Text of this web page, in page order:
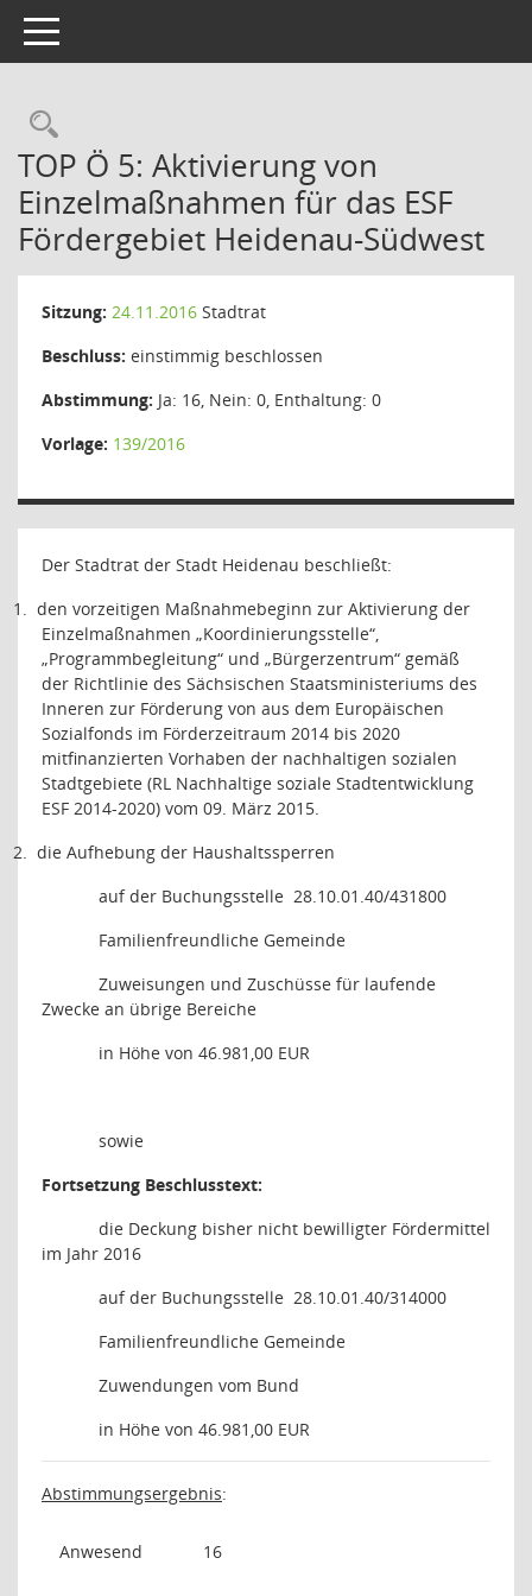
Toggle navigation
Rechercheauswahl
TOP Ö 5: Aktivierung von
Einzelmaßnahmen für das ESF
Fördergebiet Heidenau-Südwest
Sitzung: 24.11.2016 Stadtrat
Beschluss: einstimmig beschlossen
Abstimmung: Ja: 16, Nein: 0, Enthaltung: 0
Vorlage: 139/2016
Der Stadtrat der Stadt Heidenau beschließt:
1. den vorzeitigen Maßnahmebeginn zur Aktivierung der
Einzelmaßnahmen „Koordinierungsstelle“,
„Programmbegleitung“ und „Bürgerzentrum“ gemäß
der Richtlinie des Sächsischen Staatsministeriums des
Inneren zur Förderung von aus dem Europäischen
Sozialfonds im Förderzeitraum 2014 bis 2020
mitfinanzierten Vorhaben der nachhaltigen sozialen
Stadtgebiete (RL Nachhaltige soziale Stadtentwicklung
ESF 2014-2020) vom 09. März 2015.
2. die Aufhebung der Haushaltssperren
auf der Buchungsstelle 28.10.01.40/431800
Familienfreundliche Gemeinde
Zuweisungen und Zuschüsse für laufende
Zwecke an übrige Bereiche
in Höhe von 46.981,00 EUR
sowie
Fortsetzung Beschlusstext:
die Deckung bisher nicht bewilligter Fördermittel
im Jahr 2016
auf der Buchungsstelle 28.10.01.40/314000
Familienfreundliche Gemeinde
Zuwendungen vom Bund
in Höhe von 46.981,00 EUR
Abstimmungsergebnis:
Anwesend 16